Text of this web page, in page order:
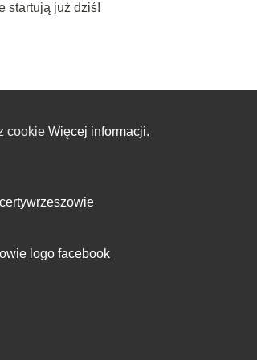
startują już dziś!
cookie Więcej informacji.